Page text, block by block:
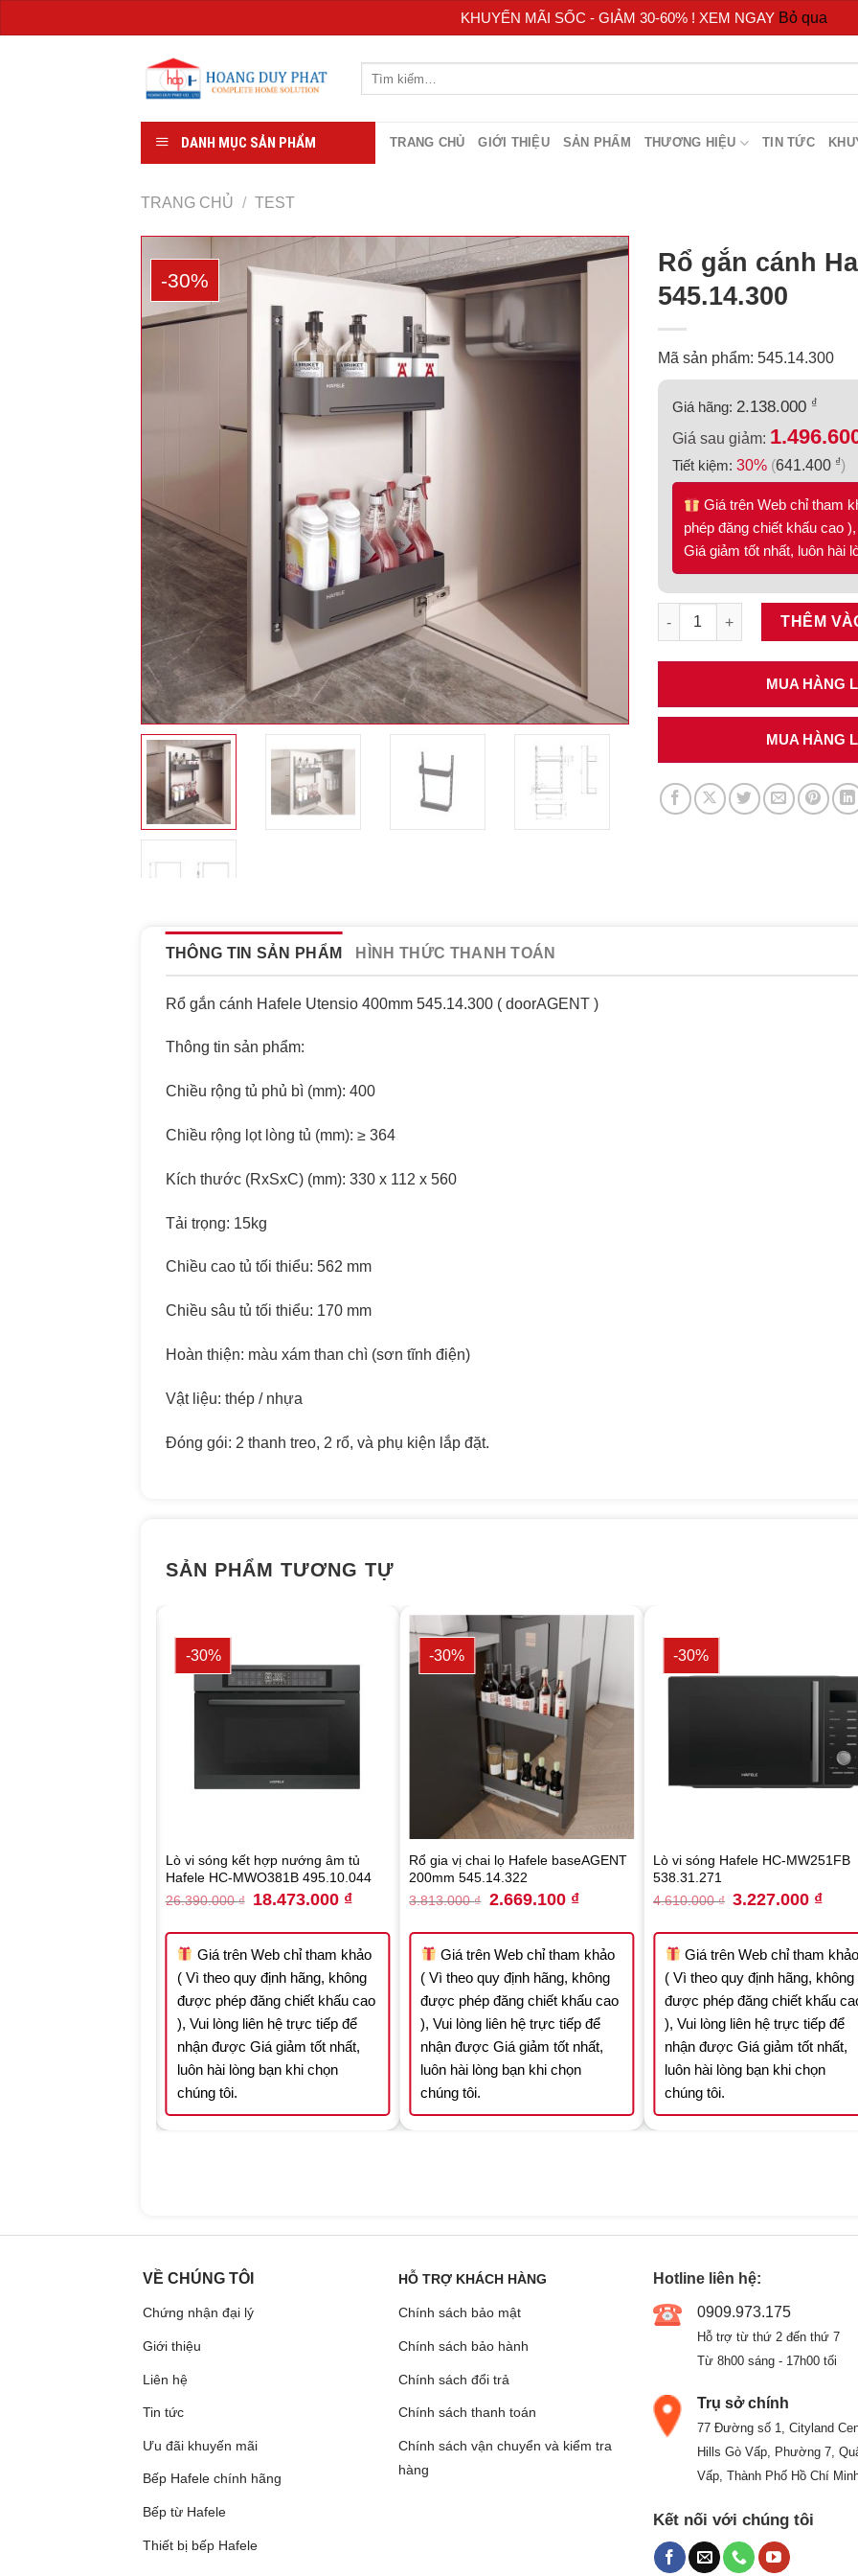
KHUYẾN MÃI SỐC - GIẢM 30-60% ! XEM NGAY Bỏ qua
DANH MỤC SẢN PHẨM TRANG CHỦ GIỚI THIỆU SẢN PHẨM THƯƠNG HIỆU TIN TỨC
TRANG CHỦ / TEST
-30%
Rổ gắn cánh
545.14.300
Mã sản phẩm: 545.14.300
Giá hãng: 2.138.000 ₫
Giá sau giảm:
Tiết kiệm: 30% (641.400 ₫)
Giá trên Web chỉ tham
phép đăng chiết khấu cao
Giá giảm tốt nhất, luôn hài
Rổ gắn cánh Hafele Utensio
THÊM
MUA HÀNG
MUA HÀNG
THÔNG TIN SẢN PHẨM HÌNH THỨC THANH TOÁN
Rổ gắn cánh Hafele Utensio 400mm 545.14.300 ( doorAGENT )
Thông tin sản phẩm:
Chiều rộng tủ phủ bì (mm): 400
Chiều rộng lọt lòng tủ (mm): ≥ 364
Kích thước (RxSxC) (mm): 330 x 112 x 560
Tải trọng: 15kg
Chiều cao tủ tối thiểu: 562 mm
Chiều sâu tủ tối thiểu: 170 mm
Hoàn thiện: màu xám than chì (sơn tĩnh điện)
Vật liệu: thép / nhựa
Đóng gói: 2 thanh treo, 2 rổ, và phụ kiện lắp đặt.
SẢN PHẨM TƯƠNG TỰ
-30%
Lò vi sóng kết hợp nướng âm tủ
Hafele HC-MWO381B 495.10.044
26.390.000₫ Original
price
26.390.000 ₫.
18.473.000 ₫Current
18.473.000 ₫.
Giá trên Web chỉ tham khảo
( Vì theo quy định hãng, không
được phép đăng chiết khấu cao
), Vui lòng liên hệ trực tiếp để
nhận được Giá giảm tốt nhất,
luôn hài lòng bạn khi chọn
chúng tôi.
-30%
Rổ gia vị chai lọ Hafele baseAGENT
200mm 545.14.322
3.813.000₫ Original
price
3.813.000 ₫.
2.669.100 ₫Current
2.669.100 ₫.
Giá trên Web chỉ tham khảo
( Vì theo quy định hãng, không
được phép đăng chiết khấu cao
), Vui lòng liên hệ trực tiếp để
nhận được Giá giảm tốt nhất,
luôn hài lòng bạn khi chọn
chúng tôi.
-30%
Lò vi sóng Hafele HC-MW251FB
538.31.271
4.610.000₫ Original
price
4.610.000 ₫.
3.227.000 ₫
Giá trên Web chỉ tham
( Vì theo quy định hãng, không
được phép đăng chiết khấu
), Vui lòng liên hệ trực tiếp để
nhận được Giá giảm tốt nhất,
luôn hài lòng bạn khi chọn
chúng tôi.
3.933.300 ₫.
VỀ CHÚNG TÔI
Chứng nhận đại lý
Giới thiệu
Liên hệ
Tin tức
Ưu đãi khuyến mãi
Bếp Hafele chính hãng
Bếp từ Hafele
Thiết bị bếp Hafele
HỖ TRỢ KHÁCH HÀNG
Chính sách bảo mật
Chính sách bảo hành
Chính sách đổi trả
Chính sách thanh toán
Chính sách vận chuyển và kiểm tra
hàng
Hotline liên hệ:
0909.973.175
Hỗ trợ từ thứ 2 đến thứ 7
Từ 8h00 sáng - 17h00 tối
Trụ sở chính
77 Đường số 1, Cityland
Hills Gò Vấp, Phường 7,
Vấp, Thành Phố Hồ Chí
Kết nối với chúng tôi